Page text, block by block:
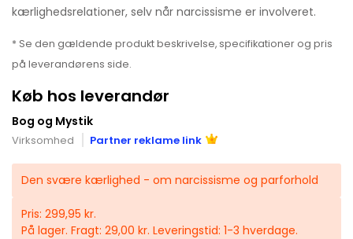
kærlighedsrelationer, selv når narcissisme er involveret.
* Se den gældende produkt beskrivelse, specifikationer og pris
på leverandørens side.
Køb hos leverandør
Bog og Mystik
Virksomhed Partner reklame link
Den svære kærlighed - om narcissisme og parforhold
Pris: 299,95 kr.
På lager. Fragt: 29,00 kr. Leveringstid: 1-3 hverdage.